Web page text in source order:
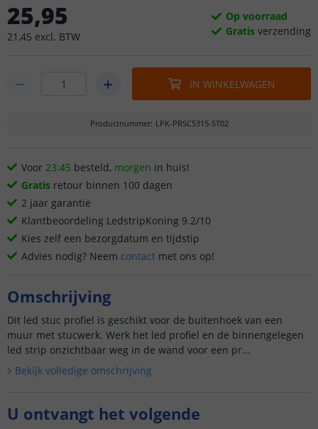
25,95
21 ,45 excl. BTW
Op voorraad
Gratis verzending
IN WINKELWAGEN
Productnummer: LPK-PRSC5315-ST02
Voor 23:45 besteld, morgen in huis!
Gratis retour binnen 100 dagen
2 jaar garantie
Klantbeoordeling LedstripKoning 9.2/10
Kies zelf een bezorgdatum en tijdstip
Advies nodig? Neem contact met ons op!
Omschrijving
Dit led stuc profiel is geschikt voor de buitenhoek van een
muur met stucwerk. Werk het led profiel en de binnengelegen
led strip onzichtbaar weg in de wand voor een pr...
Bekijk volledige omschrijving
U ontvangt het volgende